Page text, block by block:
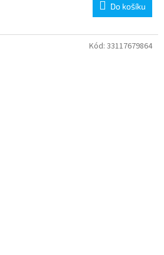
Do košíku
Kód: 33117679864